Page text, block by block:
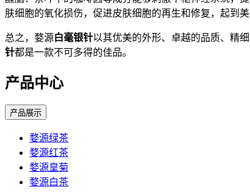
肤细胞的氧化损伤，促进皮肤细胞的再生和修复，起到美
总之，婺源白毫银针以其优美的外形、卓越的品质、精
针都是一款不可多得的佳品。
产品中心
产品展示
婺源绿茶
婺源红茶
婺源皇菊
婺源白茶